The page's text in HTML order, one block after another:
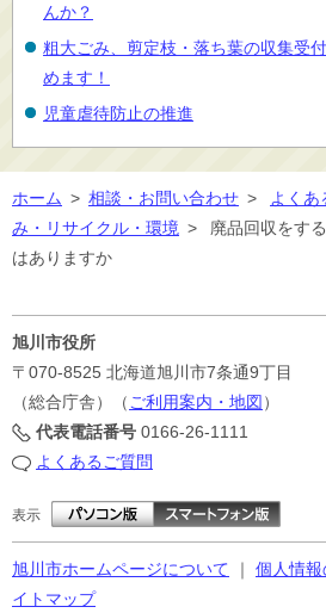
んか？
粗大ごみ、剪定枝・落ち葉の収集受
めます！
児童虐待防止の推進
ホーム > 相談・お問い合わせ > よくあ
み・リサイクル・環境 >
廃品回収をす
はありますか
旭川市役所
〒070-8525 北海道旭川市7条通9丁目
（総合庁舎）（ ご利用案内・地図 ）
代表電話番号 0166-26-1111
よくあるご質問
表示
旭川市ホームページについて ｜ 個人情
イトマップ